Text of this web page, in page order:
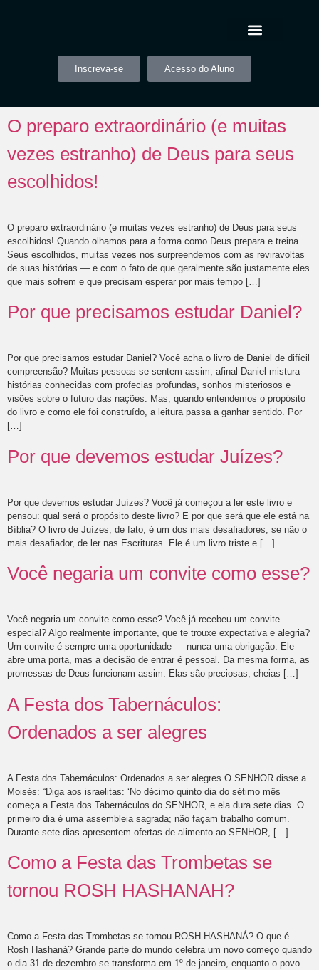
Inscreva-se Acesso do Aluno
O preparo extraordinário (e muitas
vezes estranho) de Deus para seus
escolhidos!
O preparo extraordinário (e muitas vezes estranho) de Deus para seus
escolhidos! Quando olhamos para a forma como Deus prepara e treina
Seus escolhidos, muitas vezes nos surpreendemos com as reviravoltas
de suas histórias — e com o fato de que geralmente são justamente eles
que mais sofrem e que precisam esperar por mais tempo […]
Por que precisamos estudar Daniel?
Por que precisamos estudar Daniel? Você acha o livro de Daniel de difícil
compreensão? Muitas pessoas se sentem assim, afinal Daniel mistura
histórias conhecidas com profecias profundas, sonhos misteriosos e
visões sobre o futuro das nações. Mas, quando entendemos o propósito
do livro e como ele foi construído, a leitura passa a ganhar sentido. Por
[…]
Por que devemos estudar Juízes?
Por que devemos estudar Juízes? Você já começou a ler este livro e
pensou: qual será o propósito deste livro? E por que será que ele está na
Bíblia? O livro de Juízes, de fato, é um dos mais desafiadores, se não o
mais desafiador, de ler nas Escrituras. Ele é um livro triste e […]
Você negaria um convite como esse?
Você negaria um convite como esse? Você já recebeu um convite
especial? Algo realmente importante, que te trouxe expectativa e alegria?
Um convite é sempre uma oportunidade — nunca uma obrigação. Ele
abre uma porta, mas a decisão de entrar é pessoal. Da mesma forma, as
promessas de Deus funcionam assim. Elas são preciosas, cheias […]
A Festa dos Tabernáculos:
Ordenados a ser alegres
A Festa dos Tabernáculos: Ordenados a ser alegres O SENHOR disse a
Moisés: “Diga aos israelitas: ‘No décimo quinto dia do sétimo mês
começa a Festa dos Tabernáculos do SENHOR, e ela dura sete dias. O
primeiro dia é uma assembleia sagrada; não façam trabalho comum.
Durante sete dias apresentem ofertas de alimento ao SENHOR, […]
Como a Festa das Trombetas se
tornou ROSH HASHANAH?
Como a Festa das Trombetas se tornou ROSH HASHANÁ? O que é
Rosh Hashaná? Grande parte do mundo celebra um novo começo quando
o dia 31 de dezembro se transforma em 1º de janeiro, enquanto o povo